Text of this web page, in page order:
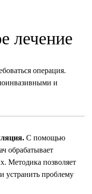
лечение
операция.
и
С помощью
обрабатывает
Методика позволяет
устранить проблему